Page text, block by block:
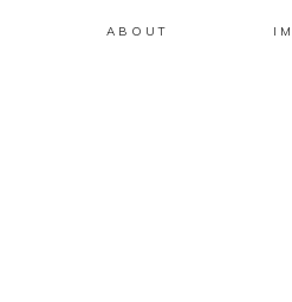
ABOUT